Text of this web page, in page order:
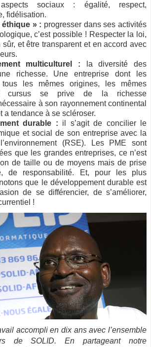
sociaux : égalité, respect,
fidélisation.
» : progresser dans ses activités
c’est possible ! Respecter la loi,
sûr, et être transparent et en accord avec
multiculturel : la diversité des
richesse. Une entreprise dont les
les mêmes origines, les mêmes
cursus se prive de la richesse
à son rayonnement continental
a tendance à se scléroser.
durable : il s’agit de concilier le
et social de son entreprise avec la
(RSE). Les PME sont
que les grandes entreprises, ce n’est
de taille ou de moyens mais de prise
de responsabilité. Et, pour les plus
que le développement durable est
de se différencier, de s’améliorer,
!
accompli en dix ans avec l’ensemble
de SOLID. En partageant notre